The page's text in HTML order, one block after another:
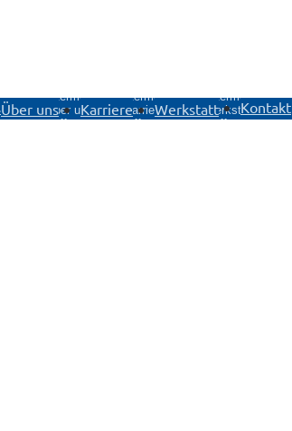
Über uns
Untermenü
Über uns
öffnen
Karriere
Untermenü
Karriere
öffnen
Werkstatt
Untermenü
Werkstatt
öffnen
Kontakt